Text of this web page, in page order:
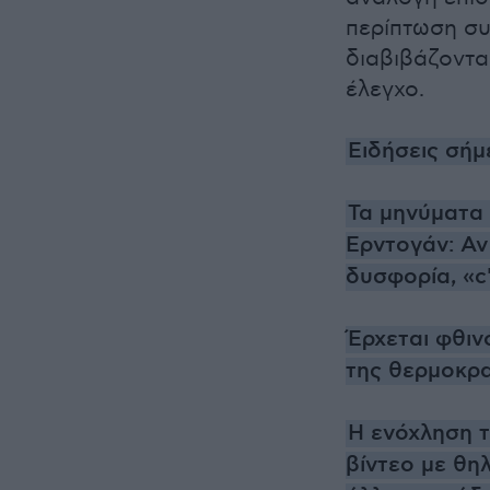
περίπτωση
έλεγχο.
Ειδήσεις
Τα
Ερντογάν:
δυσφορία,
Έρχεται
της
Η ενόχληση
βίντεο με